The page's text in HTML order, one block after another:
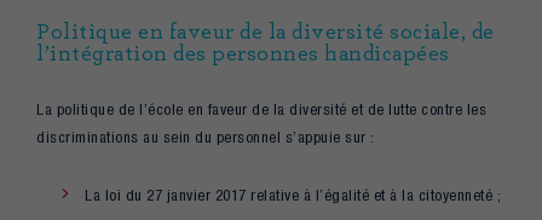
Politique en faveur de la diversité sociale, de
l’intégration des personnes handicapées
La politique de l’école en faveur de la diversité et de lutte contre les
discriminations au sein du personnel s’appuie sur :
La loi du 27 janvier 2017 relative à l’égalité et à la citoyenneté ;